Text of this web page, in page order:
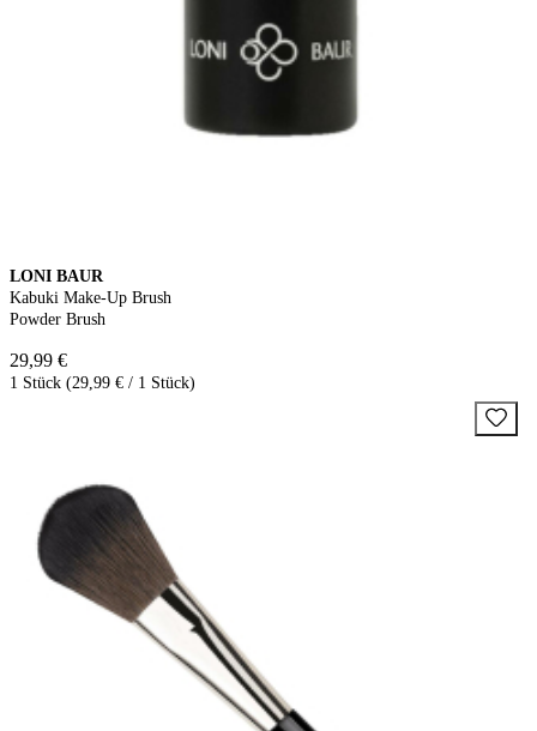
LONI BAUR
Kabuki Make-Up Brush
Powder Brush
29,99 €
1 Stück (29,99 € / 1 Stück)